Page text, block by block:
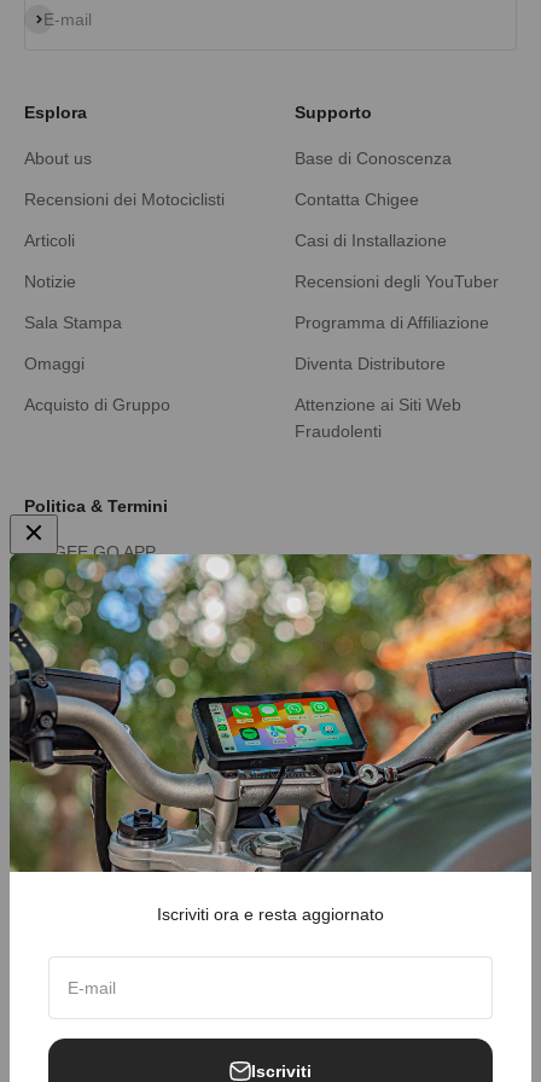
Iscriviti ora e resta aggiornato
E-mail
Iscriviti
E-mail
Iscriviti alla newsletter
Esplora
About us
Recensioni dei Motociclisti
Articoli
Notizie
Sala Stampa
Omaggi
Acquisto di Gruppo
Supporto
Base di Conoscenza
Contatta Chigee
Casi di Installazione
Recensioni degli YouTuber
Programma di Affiliazione
Diventa Distributore
Attenzione ai Siti Web
Fraudolenti
Politica & Termini
CHIGEE GO APP
Garanzia di Prezzo per 30
Giorni
Metodi di pagamento
Reso & Rimborso
Informativa sulle spedizioni
Informativa sulla privacy
Termini di servizio